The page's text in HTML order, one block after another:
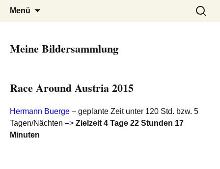
Ida Platzer
Menü
Suchen
nach:
Meine Bildersammlung
Race Around Austria 2015
Hermann Buerge – geplante Zeit unter 120 Std. bzw. 5
Tagen/Nächten –> Zielzeit 4 Tage 22 Stunden 17
Minuten